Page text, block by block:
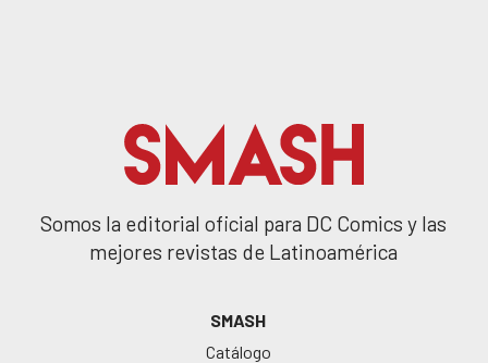
Somos la editorial oficial para DC Comics y las
mejores revistas de Latinoamérica
SMASH
Catálogo